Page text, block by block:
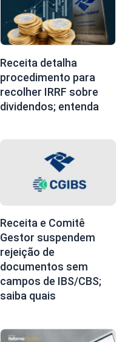
Receita detalha
procedimento para
recolher IRRF sobre
dividendos; entenda
Receita e Comitê
Gestor suspendem
rejeição de
documentos sem
campos de IBS/CBS;
saiba quais